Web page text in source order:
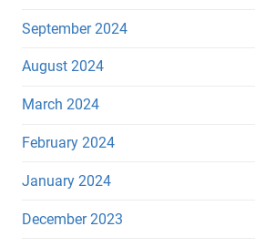
September 2024
August 2024
March 2024
February 2024
January 2024
December 2023